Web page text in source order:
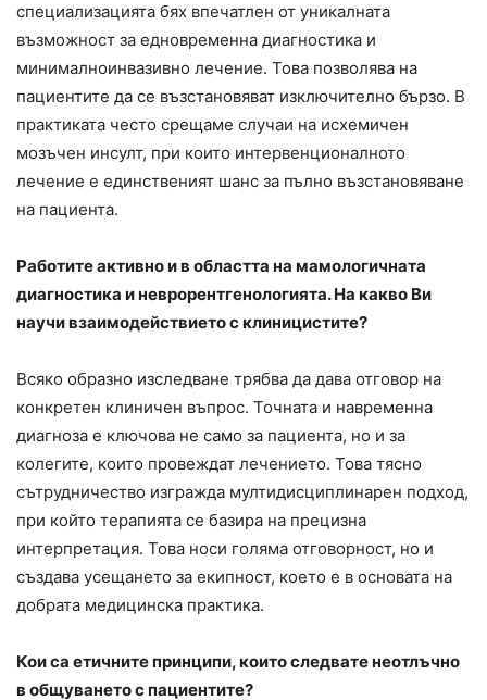
специализацията бях впечатлен от уникалната
възможност за едновременна диагностика и
минималноинвазивно лечение. Това позволява на
пациентите да се възстановяват изключително бързо. В
практиката често срещаме случаи на исхемичен
мозъчен инсулт, при които интервенционалното
лечение е единственият шанс за пълно възстановяване
на пациента.
Работите активно и в областта на мамологичната
диагностика и неврорентгенологията. На какво Ви
научи взаимодействието с клиницистите?
Всяко образно изследване трябва да дава отговор на
конкретен клиничен въпрос. Точната и навременна
диагноза е ключова не само за пациента, но и за
колегите, които провеждат лечението. Това тясно
сътрудничество изгражда мултидисциплинарен подход,
при който терапията се базира на прецизна
интерпретация. Това носи голяма отговорност, но и
създава усещането за екипност, което е в основата на
добрата медицинска практика.
Кои са етичните принципи, които следвате неотлъчно
в общуването с пациентите?